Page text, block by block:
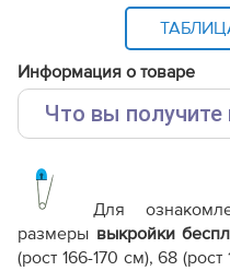
Информация о товаре
Что вы
Выкройка PDF для
плоттере A0 с
от выбора формата
Инструкция-юбка-
вариант-2.pdf
Для
размеры выкройки
(рост 166-170 см), 68 (рост